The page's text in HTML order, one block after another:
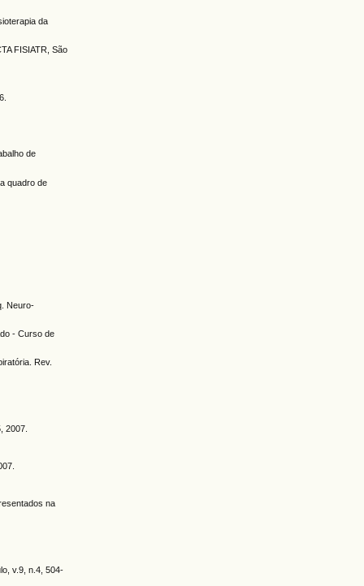
da
FISIATR, São
de
quadro de
Neuro-
- Curso de
Rev.
2007.
na
v.9, n.4, 504-